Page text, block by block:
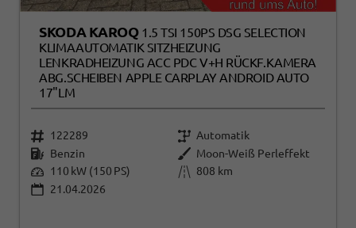
SKODA KAROQ 1.5 TSI 150PS DSG SELECTION
KLIMAAUTOMATIK SITZHEIZUNG
LENKRADHEIZUNG ACC PDC V+H RÜCKF.KAMERA
ABG.SCHEIBEN APPLE CARPLAY ANDROID AUTO
17"LM
122289
Automatik
Benzin
Moon-Weiß Perleffekt
110 kW (150 PS)
808 km
21.04.2026